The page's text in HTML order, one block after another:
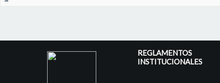
REGLAMENTOS
INSTITUCIONALES